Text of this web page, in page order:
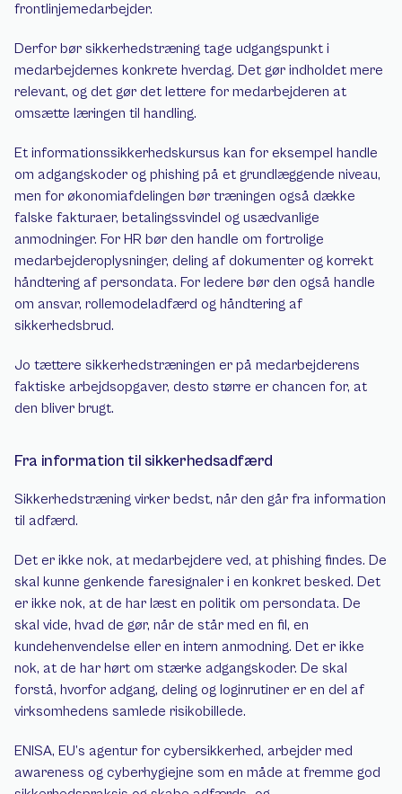
frontlinjemedarbejder.
Derfor bør sikkerhedstræning tage udgangspunkt i
medarbejdernes konkrete hverdag. Det gør indholdet mere
relevant, og det gør det lettere for medarbejderen at
omsætte læringen til handling.
Et informationssikkerhedskursus kan for eksempel handle
om adgangskoder og phishing på et grundlæggende niveau,
men for økonomiafdelingen bør træningen også dække
falske fakturaer, betalingssvindel og usædvanlige
anmodninger. For HR bør den handle om fortrolige
medarbejderoplysninger, deling af dokumenter og korrekt
håndtering af persondata. For ledere bør den også handle
om ansvar, rollemodeladfærd og håndtering af
sikkerhedsbrud.
Jo tættere sikkerhedstræningen er på medarbejderens
faktiske arbejdsopgaver, desto større er chancen for, at
den bliver brugt.
Fra information til sikkerhedsadfærd
Sikkerhedstræning virker bedst, når den går fra information
til adfærd.
Det er ikke nok, at medarbejdere ved, at phishing findes. De
skal kunne genkende faresignaler i en konkret besked. Det
er ikke nok, at de har læst en politik om persondata. De
skal vide, hvad de gør, når de står med en fil, en
kundehenvendelse eller en intern anmodning. Det er ikke
nok, at de har hørt om stærke adgangskoder. De skal
forstå, hvorfor adgang, deling og loginrutiner er en del af
virksomhedens samlede risikobillede.
ENISA, EU’s agentur for cybersikkerhed, arbejder med
awareness og cyberhygiejne som en måde at fremme god